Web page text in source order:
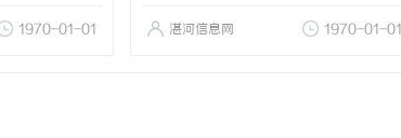
1970-01-01 湛河信息网 1970-01-01